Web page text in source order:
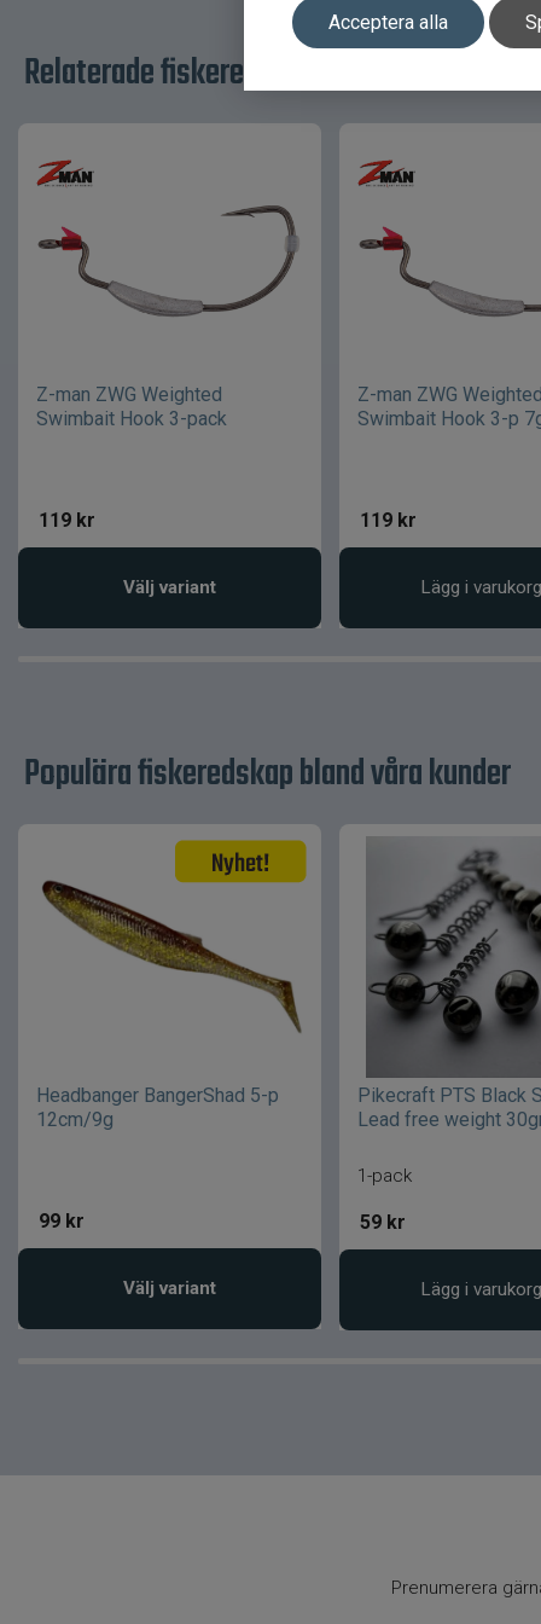
Acceptera alla
Relaterade fiskeredskap för ditt fiske
Z-man ZWG Weighted
Swimbait Hook 3-pack
119 kr
Välj variant
Z-man ZWG Weighted
Swimbait Hook 3-p
119 kr
Lägg i
Populära fiskeredskap bland våra kunder
Headbanger BangerShad 5-p
12cm/9g
99 kr
Välj variant
Pikecraft PTS Black
Lead free weight
1-pack
59 kr
Lägg i
Prenumerera